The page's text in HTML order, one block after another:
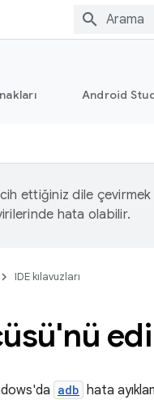
Android
ettiğiniz dile
hata olabilir.
IDE kılavuzları
adb hata